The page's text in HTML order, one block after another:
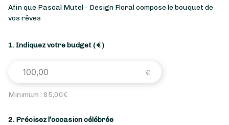
Afin que Pascal Mutel - Design Floral compose le bouquet de
vos rêves
1. Indiquez votre budget( € )
Minimum : 85,00€
2. Précisez l’occasion célébrée